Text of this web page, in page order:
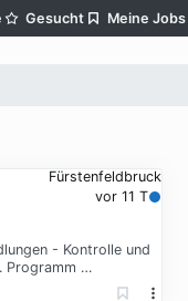
Gesucht Meine Jobs
Fürstenfeldbruck
vor 11 T
- Kontrolle und
Programm …